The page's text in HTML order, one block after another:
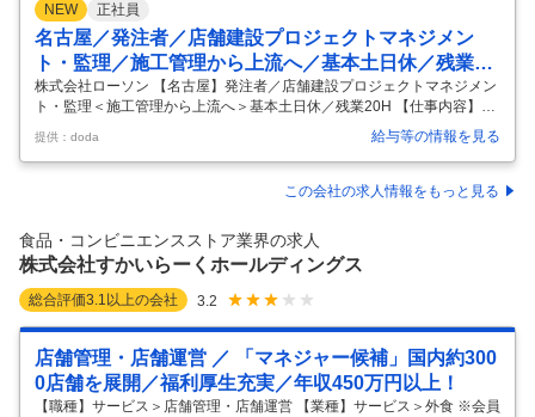
NEW 正社員
名古屋／発注者／店舗建設プロジェクトマネジメン
ト・監理／施工管理から上流へ／基本土日休／残業20
H
株式会社ローソン 【名古屋】発注者／店舗建設プロジェクトマネジメン
ト・監理＜施工管理から上流へ＞基本土日休／残業20H 【仕事内容】
【名古屋】発注者／店舗建設プロジェクトマネジメント・監理＜施工管
理から上流へ＞基本土日休／残業20H 【具体的な仕事内容】 ～開発本
部・店舗建設部／施工管理経験活かしてキャリアアップ／発注者の立場
×上流工程／全国約14,500店舗を展開／年休120日（基本土日休み）／働
業務全般をご担当いただきます。立地（ロードサイド、ビルイン、面積
など）、出店業態ごとにあわせた最適なプランニング設計し、店舗オー
…
提供：doda 給与等の情報を見る
この会社の求人情報をもっと見る
食品・コンビニエンスストア業界の求人
株式会社すかいらーくホールディングス
総合評価3.1 以上の会社 3.2
店舗管理・店舗運営 ／ 「マネジャー候補」国内約300
0店舗を展開／福利厚生充実／年収450万円以上！
【職種】サービス＞店舗管理・店舗運営 【業種】サービス＞外食 ※会員